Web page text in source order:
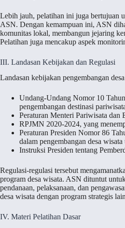
Lebih jauh, pelatihan ini juga bertujuan
ASN. Dengan kemampuan ini, ASN
komunitas lokal, membangun jejaring
Pelatihan juga mencakup aspek
III. Landasan Kebijakan dan Regulasi
Landasan kebijakan pengembangan
Undang-Undang Nomor 10
pengembangan destinasi
Peraturan Menteri Pariwisata dan
RPJMN 2020-2024, yang
Peraturan Presiden Nomor 86
dalam pengembangan desa
Instruksi Presiden tentang
Regulasi-regulasi tersebut
program desa wisata. ASN dituntut
pendanaan, pelaksanaan, dan
desa wisata dengan program strategis
IV. Materi Pelatihan Dasar